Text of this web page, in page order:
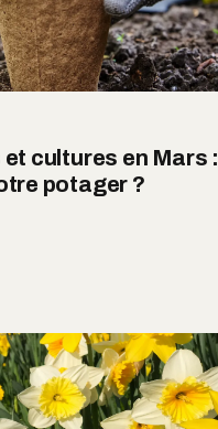
cultures en Mars :
potager ?